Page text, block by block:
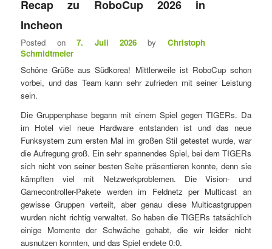
Recap zu RoboCup 2026 in
Incheon
Posted on7. Juli 2026 by Christoph
Schmidtmeier
Schöne Grüße aus Südkorea! Mittlerweile ist RoboCup schon
vorbei, und das Team kann sehr zufrieden mit seiner Leistung
sein.
Die Gruppenphase begann mit einem Spiel gegen TIGERs. Da
im Hotel viel neue Hardware entstanden ist und das neue
Funksystem zum ersten Mal im großen Stil getestet wurde, war
die Aufregung groß. Ein sehr spannendes Spiel, bei dem TIGERs
sich nicht von seiner besten Seite präsentieren konnte, denn sie
kämpften viel mit Netzwerkproblemen. Die Vision- und
Gamecontroller-Pakete werden im Feldnetz per Multicast an
gewisse Gruppen verteilt, aber genau diese Multicastgruppen
wurden nicht richtig verwaltet. So haben die TIGERs tatsächlich
einige Momente der Schwäche gehabt, die wir leider nicht
ausnutzen konnten, und das Spiel endete 0:0.